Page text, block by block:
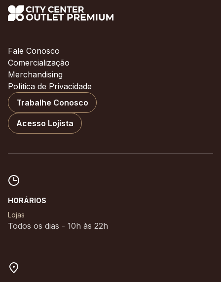
Fale Conosco
Comercialização
Merchandising
Política de Privacidade
Trabalhe Conosco
Acesso Lojista
HORÁRIOS
Lojas
Todos os dias - 10h às 22h